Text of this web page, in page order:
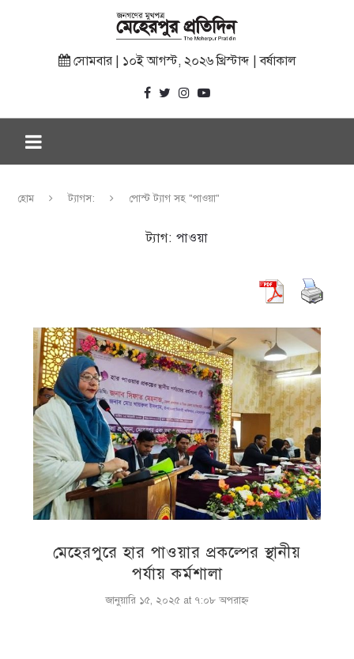
সোমবার | ১০ই আগস্ট, ২০২৬ খ্রিস্টাব্দ | বর্ষাকাল
হোম ট্যাগস: পোস্ট ট্যাগ সহ "পাওয়া"
ট্যাগ: পাওয়া
মেহেরপুরে হার পাওয়ার প্রকল্পের স্থানীয়
পর্যায় কর্মশালা
জানুয়ারি ১৫, ২০২৫ at ৭:০৮ অপরাহ্ণ